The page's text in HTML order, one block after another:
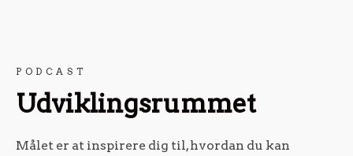
PODCAST
Udviklingsrummet
Målet er at inspirere dig til, hvordan du kan